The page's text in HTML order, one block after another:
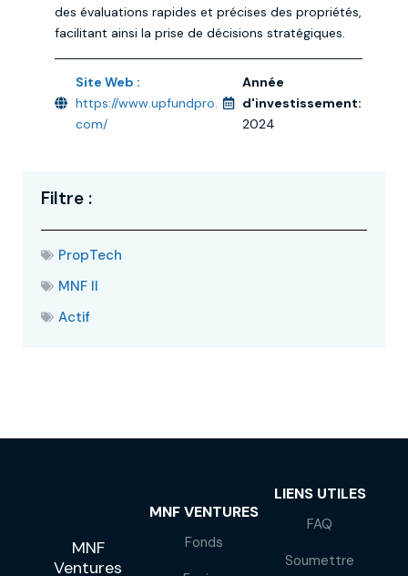
des évaluations rapides et précises des propriétés,
facilitant ainsi la prise de décisions stratégiques.
Site Web :
https://www.upfundpro.
com/
Année
d'investissement:
2024
Filtre :
PropTech
MNF II
Actif
MNF
Ventures
MNF VENTURES
Fonds
LIENS UTILES
FAQ
Soumettre